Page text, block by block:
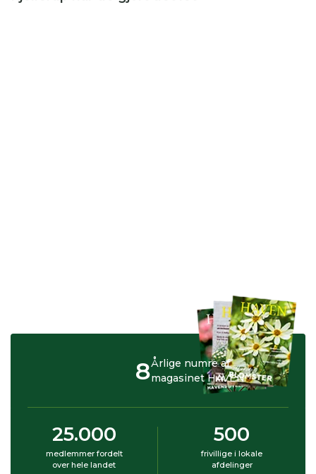
Årlige numre af
magasinet HAVEN
8
25.000
medlemmer fordelt
over hele landet
500
frivillige i lokale
afdelinger